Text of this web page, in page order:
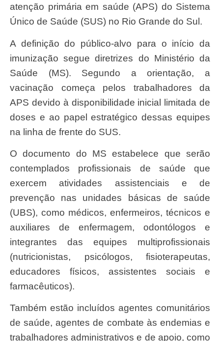
atenção primária em saúde (APS) do Sistema
Único de Saúde (SUS) no Rio Grande do Sul.
A definição do público-alvo para o início da
imunização segue diretrizes do Ministério da
Saúde (MS). Segundo a orientação, a
vacinação começa pelos trabalhadores da
APS devido à disponibilidade inicial limitada de
doses e ao papel estratégico dessas equipes
na linha de frente do SUS.
O documento do MS estabelece que serão
contemplados profissionais de saúde que
exercem atividades assistenciais e de
prevenção nas unidades básicas de saúde
(UBS), como médicos, enfermeiros, técnicos e
auxiliares de enfermagem, odontólogos e
integrantes das equipes multiprofissionais
(nutricionistas, psicólogos, fisioterapeutas,
educadores físicos, assistentes sociais e
farmacêuticos).
Também estão incluídos agentes comunitários
de saúde, agentes de combate às endemias e
trabalhadores administrativos e de apoio, como